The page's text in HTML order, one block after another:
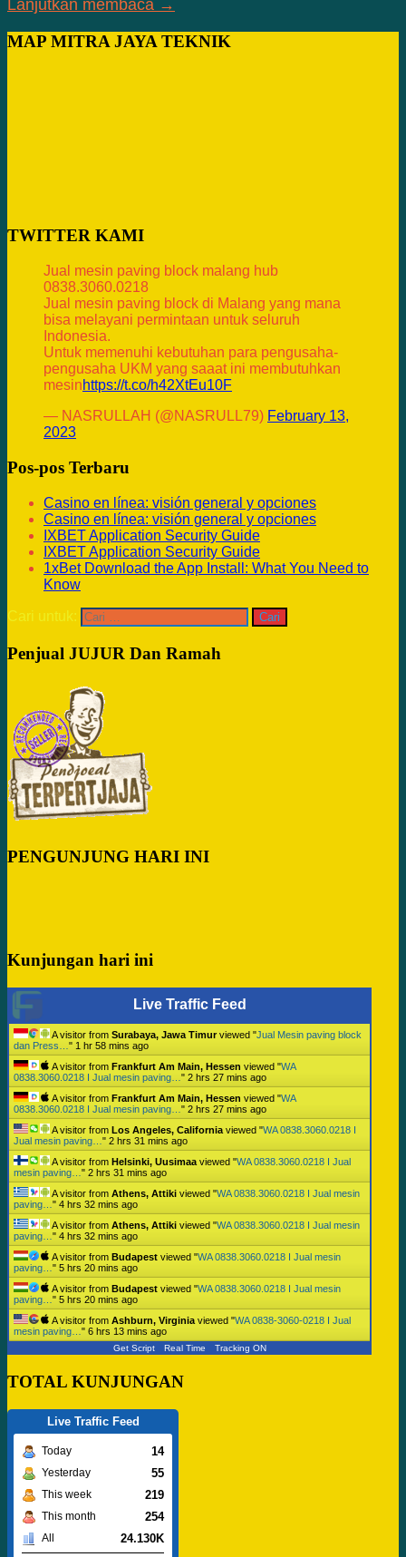
Lanjutkan membaca →
MAP MITRA JAYA TEKNIK
TWITTER KAMI
Jual mesin paving block malang hub
0838.3060.0218
Jual mesin paving block di Malang yang mana
bisa melayani permintaan untuk seluruh
Indonesia.
Untuk memenuhi kebutuhan para pengusaha-
pengusaha UKM yang saaat ini membutuhkan
mesinhttps://t.co/h42XtEu10F
— NASRULLAH (@NASRULL79) February 13,
2023
Pos-pos Terbaru
Casino en línea: visión general y opciones
Casino en línea: visión general y opciones
IXBET Application Security Guide
IXBET Application Security Guide
1xBet Download the App Install: What You Need to
Know
Cari untuk:
Penjual JUJUR Dan Ramah
PENGUNJUNG HARI INI
Kunjungan hari ini
Live Traffic Feed
A visitor from Surabaya, Jawa Timurviewed "Jual Mesin paving block
dan Press… " 1 hr 58 mins ago
A visitor from Frankfurt Am Main, Hessen viewed "WA
0838.3060.0218 I Jual mesin paving… " 2 hrs 27 mins ago
A visitor from Frankfurt Am Main, Hessen viewed "WA
0838.3060.0218 I Jual mesin paving… " 2 hrs 27 mins ago
A visitor from Los Angeles, California viewed "WA 0838.3060.0218 I
Jual mesin paving… " 2 hrs 31 mins ago
A visitor from Helsinki, Uusimaa viewed "WA 0838.3060.0218 I Jual
mesin paving… " 2 hrs 31 mins ago
A visitor from Athens, Attiki viewed "WA 0838.3060.0218 I Jual mesin
paving… " 4 hrs 32 mins ago
A visitor from Athens, Attiki viewed "WA 0838.3060.0218 I Jual mesin
paving… " 4 hrs 32 mins ago
A visitor from Budapest viewed "WA 0838.3060.0218 I Jual mesin
paving… " 5 hrs 20 mins ago
A visitor from Budapest viewed "WA 0838.3060.0218 I Jual mesin
paving… " 5 hrs 20 mins ago
A visitor from Ashburn, Virginia viewed "WA 0838-3060-0218 I Jual
mesin paving… " 6 hrs 13 mins ago
Get Script Real Time Tracking ON
TOTAL KUNJUNGAN
Live Traffic Feed
Today 14
Yesterday 55
This week 219
This month 254
All 24.130K